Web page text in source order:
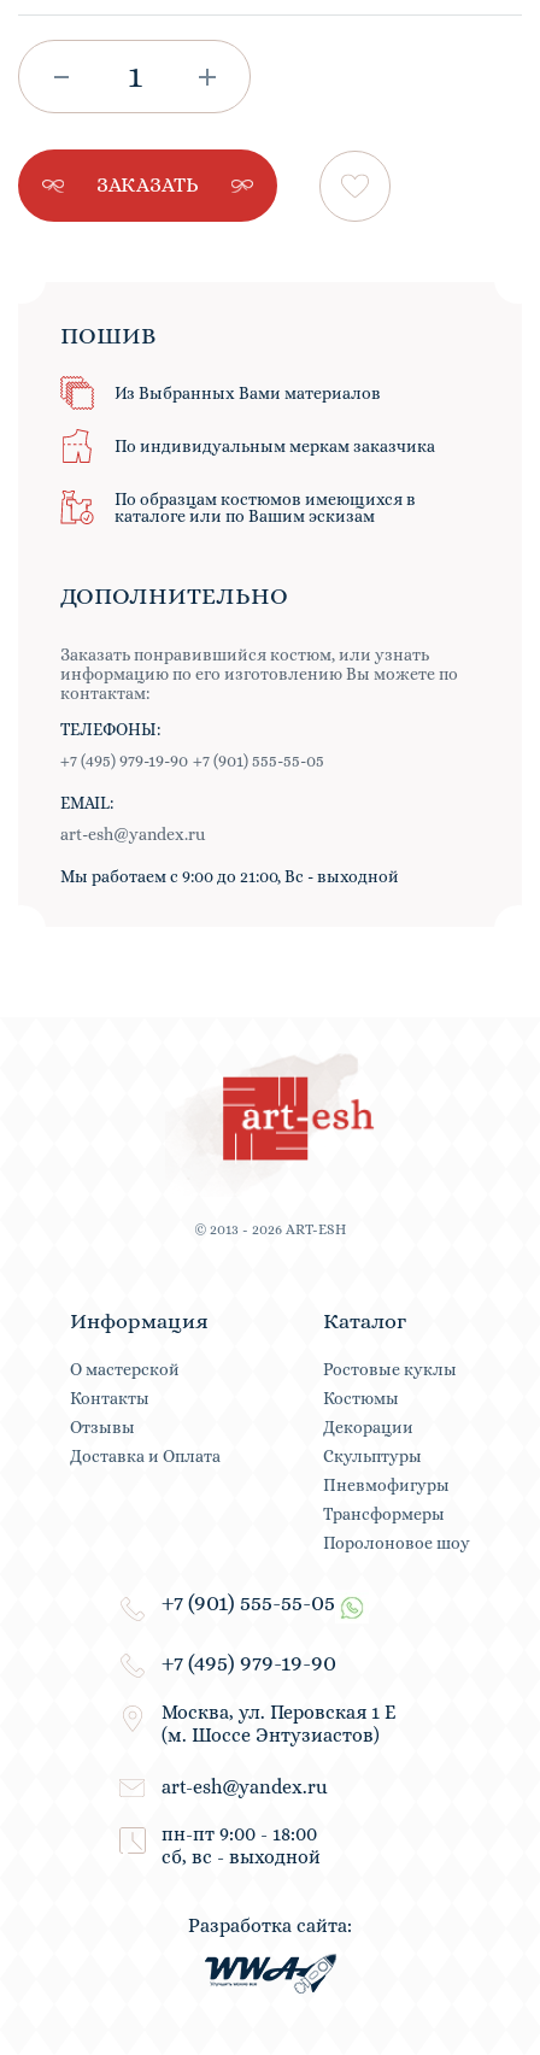
ЗАКАЗАТЬ
ПОШИВ
Из Выбранных Вами материалов
По индивидуальным меркам заказчика
По образцам костюмов имеющихся в
каталоге или по Вашим эскизам
ДОПОЛНИТЕЛЬНО
Заказать понравившийся костюм, или узнать
информацию по его изготовлению Вы можете по
контактам:
ТЕЛЕФОНЫ:
+7 (495) 979-19-90 +7 (901) 555-55-05
EMAIL:
art-esh@yandex.ru
Мы работаем с 9:00 до 21:00, Вс - выходной
© 2013 - 2026 ART-ESH
Информация
О мастерской
Контакты
Отзывы
Доставка и Оплата
Каталог
Ростовые куклы
Костюмы
Декорации
Скульптуры
Пневмофигуры
Трансформеры
Поролоновое шоу
+7 (901) 555-55-05
+7 (495) 979-19-90
Москва, ул. Перовская 1 Е
(м. Шоссе Энтузиастов)
art-esh@yandex.ru
пн-пт 9:00 - 18:00
сб, вс - выходной
Разработка сайта: